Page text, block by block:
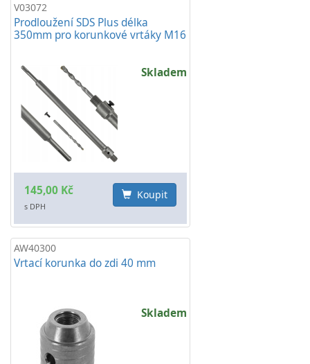
V03072
Prodloužení SDS Plus délka
350mm pro korunkové vrtáky M16
Skladem
145,00 Kč
s DPH
Koupit
AW40300
Vrtací korunka do zdi 40 mm
Skladem